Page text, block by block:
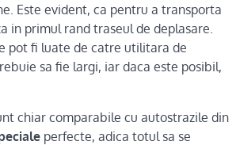
Este evident, ca pentru a transporta
in primul rand traseul de deplasare.
pot fi luate de catre utilitara de
sa fie largi, iar daca este posibil,
chiar comparabile cu autostrazile din
perfecte, adica totul sa se